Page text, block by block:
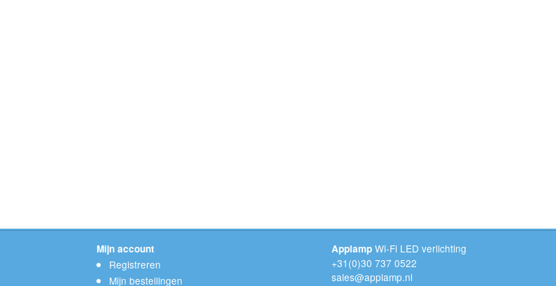
Mijn account
Registreren
Mijn bestellingen
Applamp Wi-Fi LED verlichting
+31(0)30 737 0522
sales@applamp.nl